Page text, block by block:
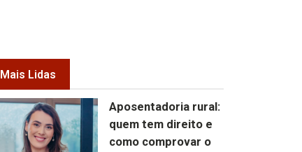
Mais Lidas
Aposentadoria rural:
quem tem direito e
como comprovar o